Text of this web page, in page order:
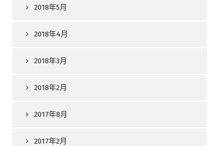
2018年5月
2018年4月
2018年3月
2018年2月
2017年8月
2017年2月